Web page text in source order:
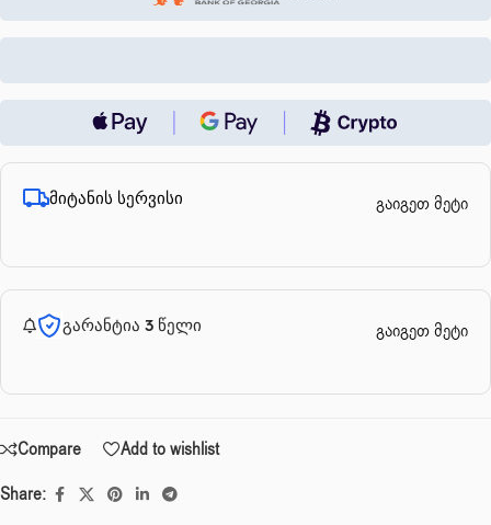
მიტანის სერვისი გაიგეთ მეტი
გარანტია 3 წელი გაიგეთ მეტი
Compare
Add to wishlist
Share: